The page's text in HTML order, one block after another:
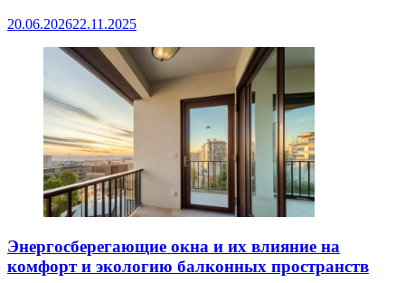
20.06.202622.11.2025
Энергосберегающие окна и их влияние на
комфорт и экологию балконных пространств